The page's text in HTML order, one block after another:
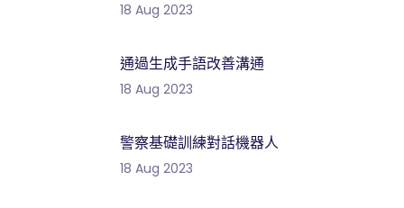
18 Aug 2023
通過生成手語改善溝通
18 Aug 2023
警察基礎訓練對話機器人
18 Aug 2023